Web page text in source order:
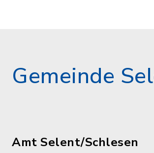
Gemeinde
Amt Selent/Schlesen